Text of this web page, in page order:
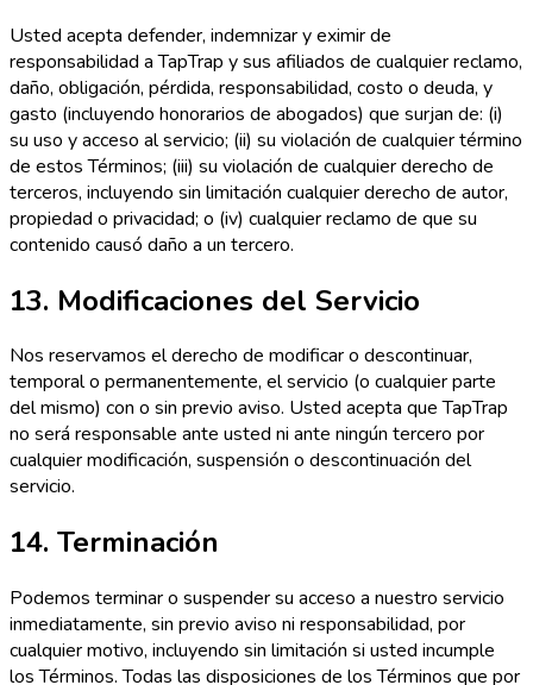
Usted acepta defender, indemnizar y eximir de
responsabilidad a TapTrap y sus afiliados de cualquier reclamo,
daño, obligación, pérdida, responsabilidad, costo o deuda, y
gasto (incluyendo honorarios de abogados) que surjan de: (i)
su uso y acceso al servicio; (ii) su violación de cualquier término
de estos Términos; (iii) su violación de cualquier derecho de
terceros, incluyendo sin limitación cualquier derecho de autor,
propiedad o privacidad; o (iv) cualquier reclamo de que su
contenido causó daño a un tercero.
13. Modificaciones del Servicio
Nos reservamos el derecho de modificar o descontinuar,
temporal o permanentemente, el servicio (o cualquier parte
del mismo) con o sin previo aviso. Usted acepta que TapTrap
no será responsable ante usted ni ante ningún tercero por
cualquier modificación, suspensión o descontinuación del
servicio.
14. Terminación
Podemos terminar o suspender su acceso a nuestro servicio
inmediatamente, sin previo aviso ni responsabilidad, por
cualquier motivo, incluyendo sin limitación si usted incumple
los Términos. Todas las disposiciones de los Términos que por